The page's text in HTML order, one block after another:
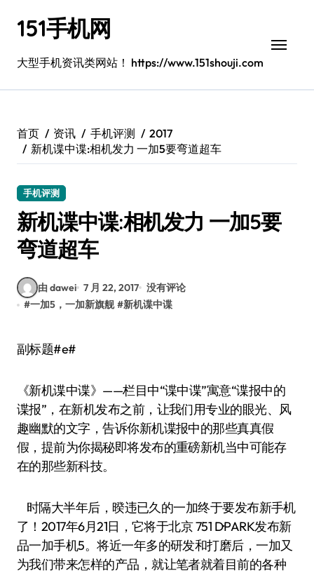
151手机网
大型手机资讯类网站！ https://www.151shouji.com
首页 资讯 手机评测
2017
新机谍中谍:相机发力 一加5要弯道超车
手机评测
新机谍中谍:相机发力 一加5要
弯道超车
由 dawei 7 月 22, 2017 没有评论
#一加5，一加新旗舰 #新机谍中谍
副标题#e#
《新机谍中谍》——栏目中“谍中谍”寓意“谍报中的
谍报”，在新机发布之前，让我们用专业的眼光、风
趣幽默的文字，告诉你新机谍报中的那些真真假
假，提前为你揭秘即将发布的重磅新机当中可能存
在的那些新科技。
时隔大半年后，暌违已久的一加终于要发布新手机
了！2017年6月21日，它将于北京 751 D·PARK发布新
品一加手机5。将近一年多的研发和打磨后，一加又
为我们带来怎样的产品，就让笔者就着目前的各种